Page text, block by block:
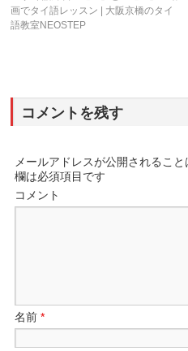
画でタイ語レッスン | 大阪京橋のタイ
語教室NEOSTEP
コメントを残す
メールアドレスが公開されること
欄は必須項目です
コメント
名前*